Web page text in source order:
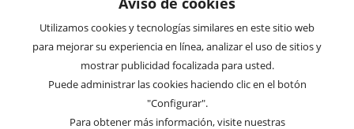
Condiciones de envío y devolución
Newsletter
Acepto privacidad
Utilizamos cookies y tecnologías similares en este sitio web
para mejorar su experiencia en línea, analizar el uso de sitios y
mostrar publicidad focalizada para usted.
Puede administrar las cookies haciendo clic en el botón
"Configurar".
Para obtener más información, visite nuestras